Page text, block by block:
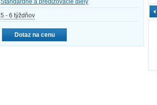
Štandardné a predlžovacie diely
5 - 6 týždňov
Dotaz na cenu